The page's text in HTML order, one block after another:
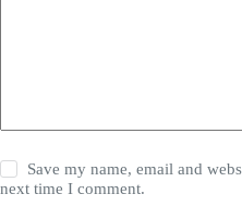
Save my name, email and
next time I comment.